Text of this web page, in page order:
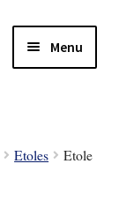
Menu
Etoles
Etole